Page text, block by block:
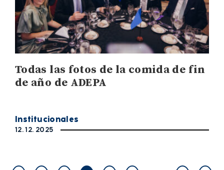
Todas las fotos de la comida de fin
de año de ADEPA
Institucionales
12. 12. 2025